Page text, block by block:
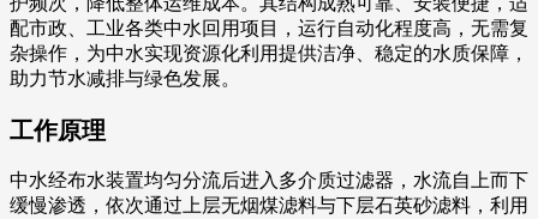
配市政、工业各类中水回用项目，运行自动化程度高，无需复
杂操作，为中水实现资源化利用提供洁净、稳定的水质保障，
助力节水减排与绿色发展。
工作原理
中水经布水装置均匀分流后进入多介质过滤器，水流自上而下
缓慢渗透，依次通过上层无烟煤滤料与下层石英砂滤料，利用